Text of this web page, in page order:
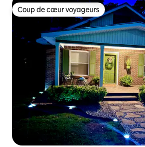
Coup de cœur voyageurs
Coup de cœur voyageurs